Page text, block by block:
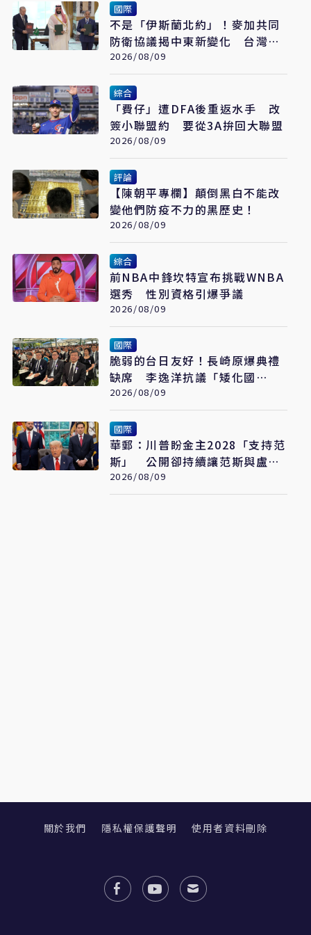
國際
不是「伊斯蘭北約」！麥加共同
防衛協議揭中東新變化 台灣該
看懂「多層次安全」
2026/08/09
綜合
「費仔」遭DFA後重返水手 改
簽小聯盟約 要從3A拚回大聯盟
2026/08/09
評論
【陳朝平專欄】顛倒黑白不能改
變他們防疫不力的黑歷史！
2026/08/09
綜合
前NBA中鋒坎特宣布挑戰WNBA
選秀 性別資格引爆爭議
2026/08/09
國際
脆弱的台日友好！長崎原爆典禮
缺席 李逸洋抗議「矮化國
格」：日媒揭長崎特殊安排
2026/08/09
國際
華郵：川普盼金主2028「支持范
斯」 公開卻持續讓范斯與盧比
奧較勁接班
2026/08/09
關於我們 隱私權保護聲明 使用者資料刪除